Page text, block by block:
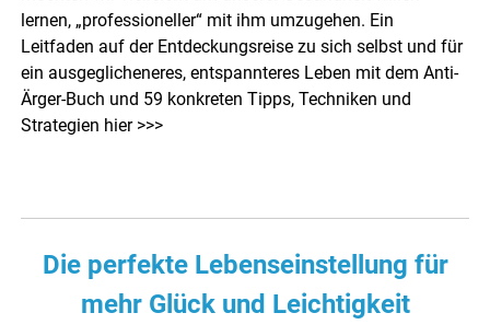
lernen, „professioneller“ mit ihm umzugehen. Ein
Leitfaden auf der Entdeckungsreise zu sich selbst und für
ein ausgeglicheneres, entspannteres Leben mit dem Anti-
Ärger-Buch und 59 konkreten Tipps, Techniken und
Strategien hier >>>
Die perfekte Lebenseinstellung für
mehr Glück und Leichtigkeit